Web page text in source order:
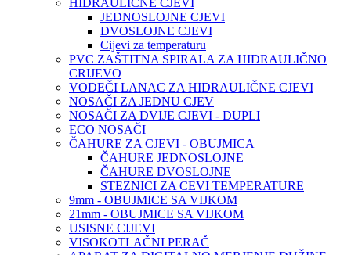
HIDRAULIČNE CJEVI
JEDNOSLOJNE CJEVI
DVOSLOJNE CJEVI
Cijevi za temperaturu
PVC ZAŠTITNA SPIRALA ZA HIDRAULIČNO
CRIJEVO
VODEČI LANAC ZA HIDRAULIČNE CJEVI
NOSAČI ZA JEDNU CJEV
NOSAČI ZA DVIJE CJEVI - DUPLI
ECO NOSAČI
ČAHURE ZA CJEVI - OBUJMICA
ČAHURE JEDNOSLOJNE
ČAHURE DVOSLOJNE
STEZNICI ZA CEVI TEMPERATURE
9mm - OBUJMICE SA VIJKOM
21mm - OBUJMICE SA VIJKOM
USISNE CIJEVI
VISOKOTLAČNI PERAČ